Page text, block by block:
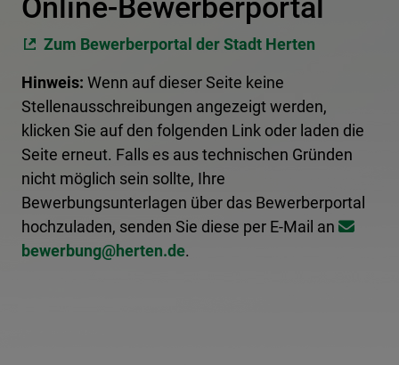
Online-Bewerberportal
Zum Bewerberportal der Stadt Herten
Hinweis: Wenn auf dieser Seite keine
Stellenausschreibungen angezeigt werden,
klicken Sie auf den folgenden Link oder laden die
Seite erneut. Falls es aus technischen Gründen
nicht möglich sein sollte, Ihre
Bewerbungsunterlagen über das Bewerberportal
hochzuladen, senden Sie diese per E-Mail an
bewerbung@​herten.de.